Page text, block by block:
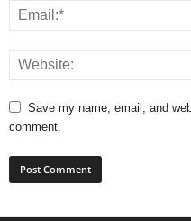
Save my name, email, and
comment.